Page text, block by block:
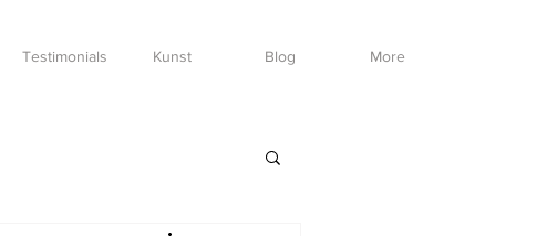
Testimonials Kunst Blog More